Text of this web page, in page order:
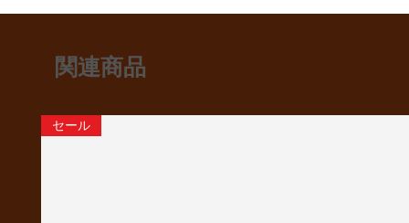
関連商品
セール